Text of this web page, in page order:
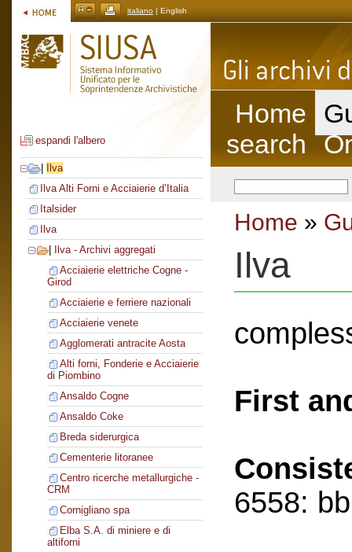
italiano | English
espandi l'albero
Ilva
Ilva Alti Forni e Acciaierie d’Italia
Italsider
Ilva
Ilva - Archivi aggregati
Acciaierie elettriche Cogne -
Girod
Acciaierie e ferriere nazionali
Acciaierie venete
Agglomerati antracite Aosta
Alti forni, Fonderie e Acciaierie
di Piombino
Ansaldo Cogne
Ansaldo Coke
Breda siderurgica
Cementerie litoranee
Centro ricerche metallurgiche -
CRM
Cornigliano spa
Elba S.A. di miniere e di
altiforni
Home
search
Home »
Ilva
First
6558: